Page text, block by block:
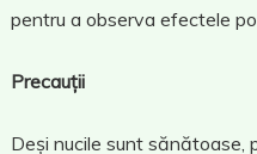
pentru a observa efectele
Precauții
Deși nucile sunt sănătoase,